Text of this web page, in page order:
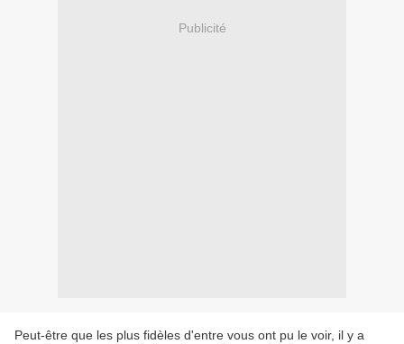
Publicité
Peut-être que les plus fidèles d'entre vous ont pu le voir, il y a